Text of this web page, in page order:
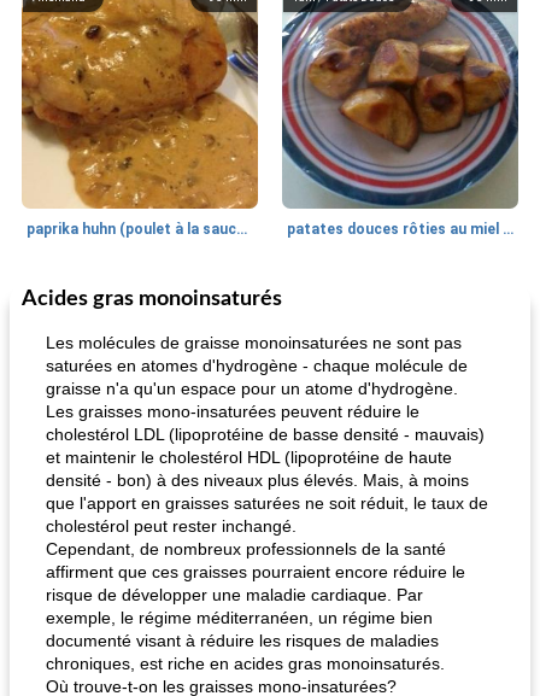
paprika huhn (poulet à la sauce paprika). patates douces rôties au miel / kumara
25min
Petit déjeuner et brunch
quinoa petit déjeuner méditerranéen
Acides gras monoinsaturés
Les molécules de graisse monoinsaturées ne sont pas
saturées en atomes d'hydrogène - chaque molécule de
graisse n'a qu'un espace pour un atome d'hydrogène.
Les graisses mono-insaturées peuvent réduire le
cholestérol LDL (lipoprotéine de basse densité - mauvais)
et maintenir le cholestérol HDL (lipoprotéine de haute
densité - bon) à des niveaux plus élevés. Mais, à moins
que l'apport en graisses saturées ne soit réduit, le taux de
cholestérol peut rester inchangé.
Cependant, de nombreux professionnels de la santé
affirment que ces graisses pourraient encore réduire le
risque de développer une maladie cardiaque. Par
exemple, le régime méditerranéen, un régime bien
documenté visant à réduire les risques de maladies
chroniques, est riche en acides gras monoinsaturés.
Où trouve-t-on les graisses mono-insaturées?